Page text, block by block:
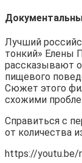
Лучший
тонкий» Елены
рассказывают
пищевого
Сюжет этого
схожими
Справиться с
от количества
https://youtu.be/